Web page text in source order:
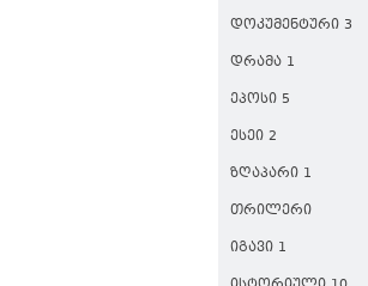
ᲓᲝᲙᲣᲛᲔᲜᲢᲣᲠᲘ 3
ᲓᲠᲐᲛᲐ 1
ᲔᲞᲝᲡᲘ 5
ᲔᲡᲔᲘ 2
ᲖᲦᲐᲞᲐᲠᲘ 1
ᲗᲠᲘᲚᲔᲠᲘ
ᲘᲒᲐᲕᲘ 1